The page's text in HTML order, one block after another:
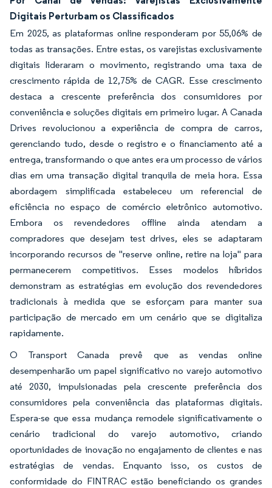
Digitais Perturbam os Classificados
Em 2025, as plataformas online responderam por 55,06% de
todas as transações. Entre estas, os varejistas exclusivamente
digitais lideraram o movimento, registrando uma taxa de
crescimento rápida de 12,75% de CAGR. Esse crescimento
destaca a crescente preferência dos consumidores por
conveniência e soluções digitais em primeiro lugar. A Canada
Drives revolucionou a experiência de compra de carros,
gerenciando tudo, desde o registro e o financiamento até a
entrega, transformando o que antes era um processo de vários
dias em uma transação digital tranquila de meia hora. Essa
abordagem simplificada estabeleceu um referencial de
eficiência no espaço de comércio eletrônico automotivo.
Embora os revendedores offline ainda atendam a
compradores que desejam test drives, eles se adaptaram
incorporando recursos de "reserve online, retire na loja" para
permanecerem competitivos. Esses modelos híbridos
demonstram as estratégias em evolução dos revendedores
tradicionais à medida que se esforçam para manter sua
participação de mercado em um cenário que se digitaliza
rapidamente.
O Transport Canada prevê que as vendas online
desempenharão um papel significativo no varejo automotivo
até 2030, impulsionadas pela crescente preferência dos
consumidores pela conveniência das plataformas digitais.
Espera-se que essa mudança remodele significativamente o
cenário tradicional do varejo automotivo, criando
oportunidades de inovação no engajamento de clientes e nas
estratégias de vendas. Enquanto isso, os custos de
conformidade do FINTRAC estão beneficiando os grandes